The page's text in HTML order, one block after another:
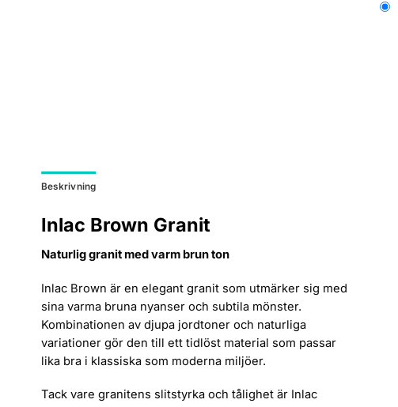
Beskrivning
Inlac Brown Granit
Naturlig granit med varm brun ton
Inlac Brown är en elegant granit som utmärker sig med
sina varma bruna nyanser och subtila mönster.
Kombinationen av djupa jordtoner och naturliga
variationer gör den till ett tidlöst material som passar
lika bra i klassiska som moderna miljöer.
Tack vare granitens slitstyrka och tålighet är Inlac